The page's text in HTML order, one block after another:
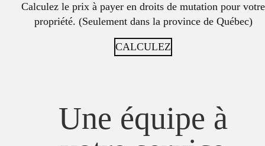
Calculez le prix à payer en droits de mutation pour votre
propriété. (Seulement dans la province de Québec)
CALCULEZ
Une équipe à